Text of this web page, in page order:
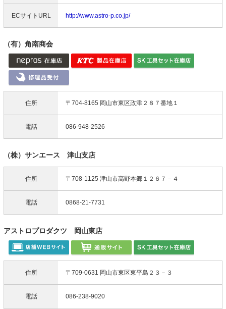
ECサイトURL http://www.astro-p.co.jp/
（有）角南商会
住所 〒704-8165 岡山市東区政津２８７番地１
電話 086-948-2526
（株）サンエース 津山支店
住所 〒708-1125 津山市高野本郷１２６７－４
電話 0868-21-7731
アストロプロダクツ 岡山東店
住所 〒709-0631 岡山市東区東平島２３－３
電話 086-238-9020